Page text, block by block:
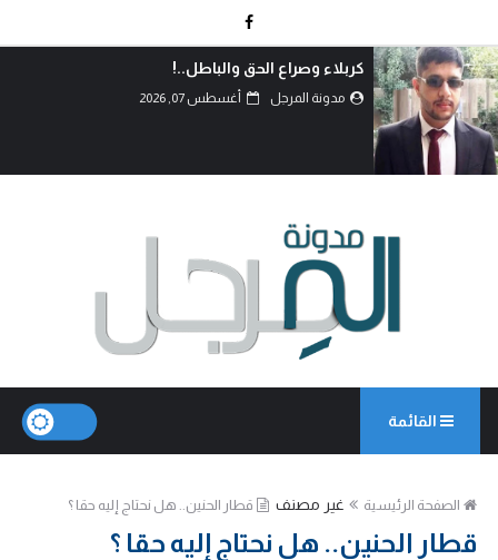
كربلاء وصراع الحق والباطل..!
مدونة المرجل أغسطس 07, 2026
القائمة
الصفحة الرئيسية غير مصنف قطار الحنين.. هل نحتاج إليه حقا ؟
قطار الحنين.. هل نحتاج إليه حقا ؟